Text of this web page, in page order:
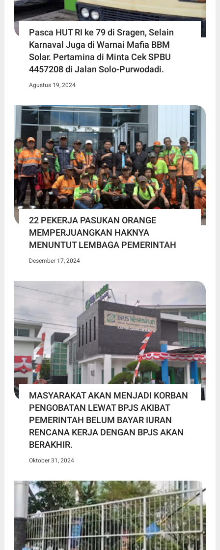
Pasca HUT RI ke 79 di Sragen, Selain
Karnaval Juga di Warnai Mafia BBM
Solar. Pertamina di Minta Cek SPBU
4457208 di Jalan Solo-Purwodadi.
Agustus 19, 2024
22 PEKERJA PASUKAN ORANGE
MEMPERJUANGKAN HAKNYA
MENUNTUT LEMBAGA PEMERINTAH
Desember 17, 2024
MASYARAKAT AKAN MENJADI KORBAN
PENGOBATAN LEWAT BPJS AKIBAT
PEMERINTAH BELUM BAYAR IURAN
RENCANA KERJA DENGAN BPJS AKAN
BERAKHIR.
Oktober 31, 2024